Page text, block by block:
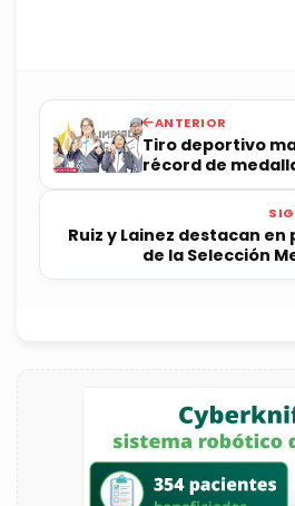
ANTERIOR
Tiro deportivo
récord de
Ruiz y Lainez destacan
de la Selección